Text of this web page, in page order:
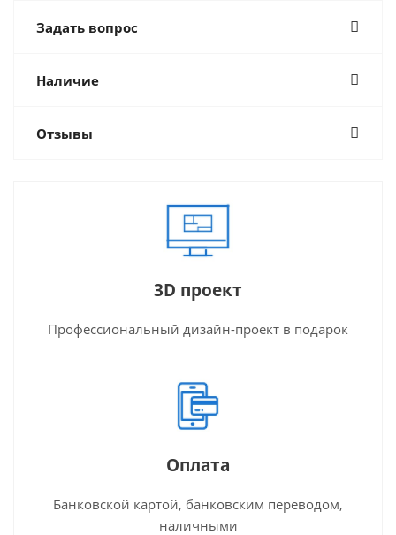
Задать вопрос
Наличие
Отзывы
3D проект
Профессиональный дизайн-проект в подарок
Оплата
Банковской картой, банковским переводом,
наличными